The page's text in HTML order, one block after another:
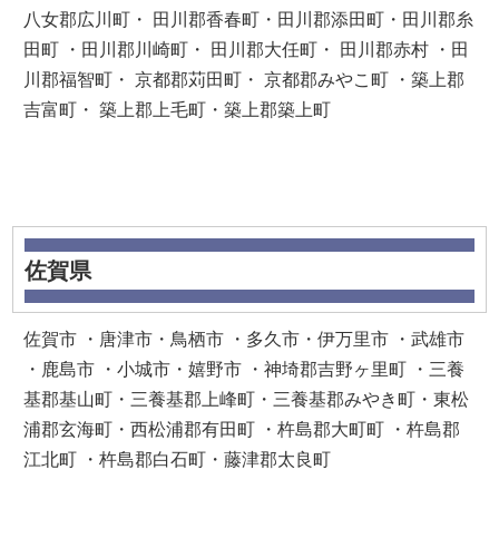
八女郡広川町・ 田川郡香春町・田川郡添田町・田川郡糸
田町 ・田川郡川崎町・ 田川郡大任町・ 田川郡赤村 ・田
川郡福智町・ 京都郡苅田町・ 京都郡みやこ町 ・築上郡
吉富町・ 築上郡上毛町・築上郡築上町
佐賀県
佐賀市 ・唐津市・鳥栖市 ・多久市・伊万里市 ・武雄市
・鹿島市 ・小城市・嬉野市 ・神埼郡吉野ヶ里町 ・三養
基郡基山町・三養基郡上峰町・三養基郡みやき町・東松
浦郡玄海町・西松浦郡有田町 ・杵島郡大町町 ・杵島郡
江北町 ・杵島郡白石町・藤津郡太良町